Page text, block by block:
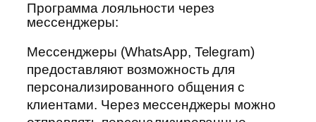
Программа лояльности через
мессенджеры:
Мессенджеры (WhatsApp, Telegram)
предоставляют возможность для
персонализированного общения с
клиентами. Через мессенджеры можно